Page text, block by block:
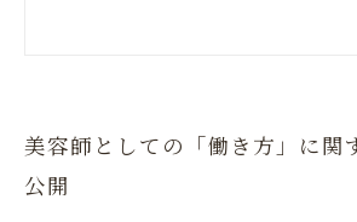
美容師としての「働き方」に関
公開